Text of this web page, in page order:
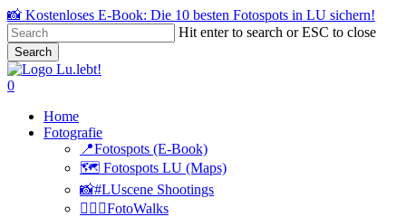
Skip
to
main
content
📸 Kostenloses E-Book: Die 10 besten Fotospots in LU sichern!
Hit enter to search or ESC to close
Search
Close
Search
search
0
Home
Fotografie
📍Fotospots (E-Book)
🗺️ Fotospots LU (Maps)
📸#LUscene Shootings
🚶🏻‍♂️FotoWalks